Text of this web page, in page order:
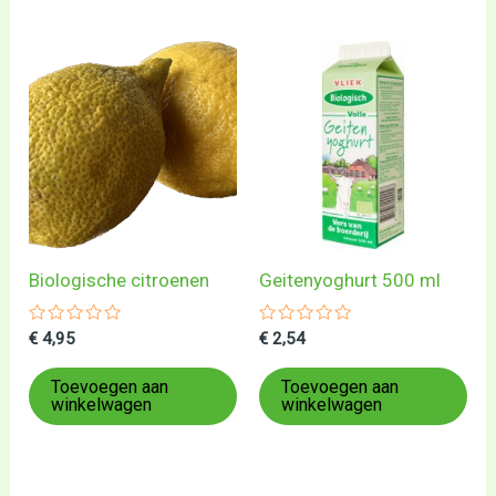
Biologische citroenen
Gewaardeerd
uit
5
€ 4,95
Toevoegen aan
winkelwagen
Geitenyoghurt 500 ml
Gewaardeerd
uit
5
€ 2,54
Toevoegen aan
winkelwagen